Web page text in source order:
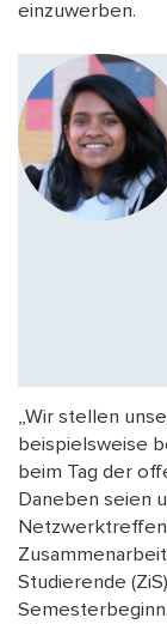
einzuwerben.
„Wir stellen
beispielsweise
beim Tag der
Daneben seien
Netzwerktreffen
Studierende